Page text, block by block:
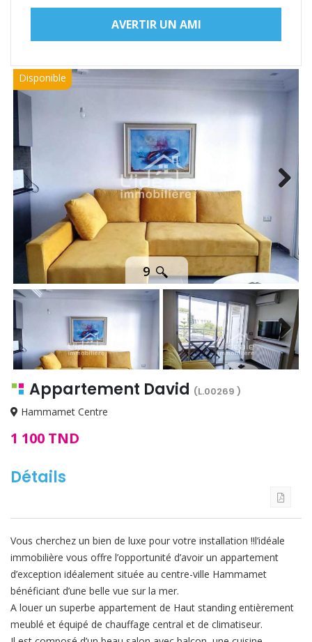
AVERTIR UN AMI
Disponible
9
Next
Appartement David (L.00269 )
Hammamet Centre
1 100 TND
Détails
Vous cherchez un bien de luxe pour votre installation !!l’idéale
immobilière vous offre l’opportunité d’avoir un appartement
d’exception idéalement située au centre-ville Hammamet
bénéficiant d’une belle vue sur la mer.
A louer un superbe appartement de Haut standing entièrement
meublé et équipé de chauffage central et de climatiseur.